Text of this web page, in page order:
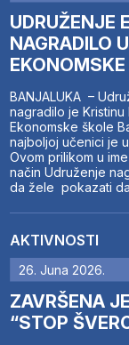
UDRUŽENJE
NAGRADILO
EKONOMSKE
BANJALUKA –
nagradilo je
Ekonomske škole
najboljoj učenici je
Ovom prilikom u
način Udruženje
da žele pokazati
AKTIVNOSTI
26. Juna 2026.
ZAVRŠENA
“STOP